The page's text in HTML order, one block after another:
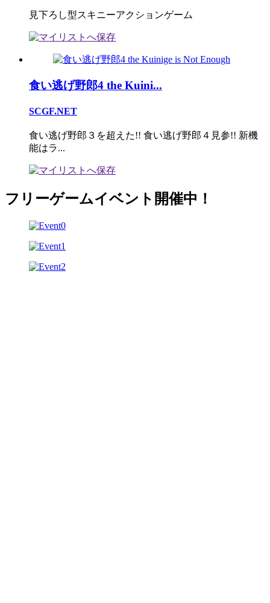
見下ろし型スキニーアクションゲーム
食い逃げ野郎4 the Kuini...
SCGF.NET
食い逃げ野郎３を超えた!! 食い逃げ野郎４見参!! 新機
能はラ...
フリーゲームイベント開催中！